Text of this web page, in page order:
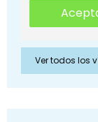
Ver todos los